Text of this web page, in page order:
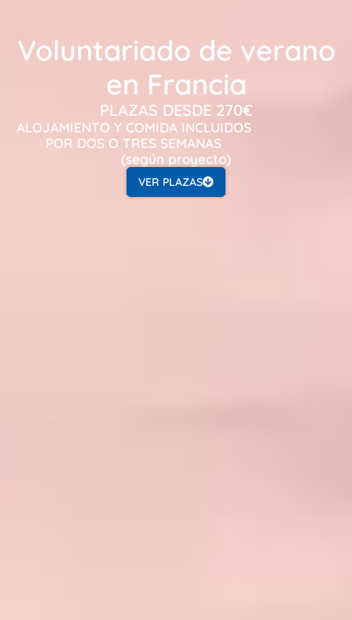
Voluntariado de verano
en Francia
PLAZAS DESDE 270€
ALOJAMIENTO Y COMIDA INCLUIDOS
POR DOS O TRES SEMANAS
(según proyecto)
VER PLAZAS